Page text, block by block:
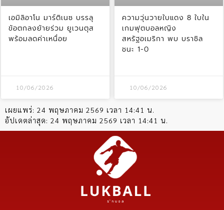
เอมิลิอาโน มาร์ติเนซ บรรลุ
ข้อตกลงย้ายร่วม ยูเวนตุส
พร้อมลดค่าเหนื่อย
10/06/2026
ความวุ่นวายใบแดง 8 ใบใน
เกมฟุตบอลหญิง
สหรัฐอเมริกา พบ บราซิล
ชนะ 1-0
10/06/2026
เผยแพร่: 24 พฤษภาคม 2569 เวลา 14:41 น.
อัปเดตล่าสุด: 24 พฤษภาคม 2569 เวลา 14:41 น.